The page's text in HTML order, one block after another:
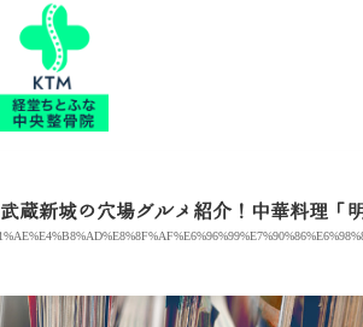
蔵新城の穴場グルメ紹介！中華料理「
お知らせ
ブログ